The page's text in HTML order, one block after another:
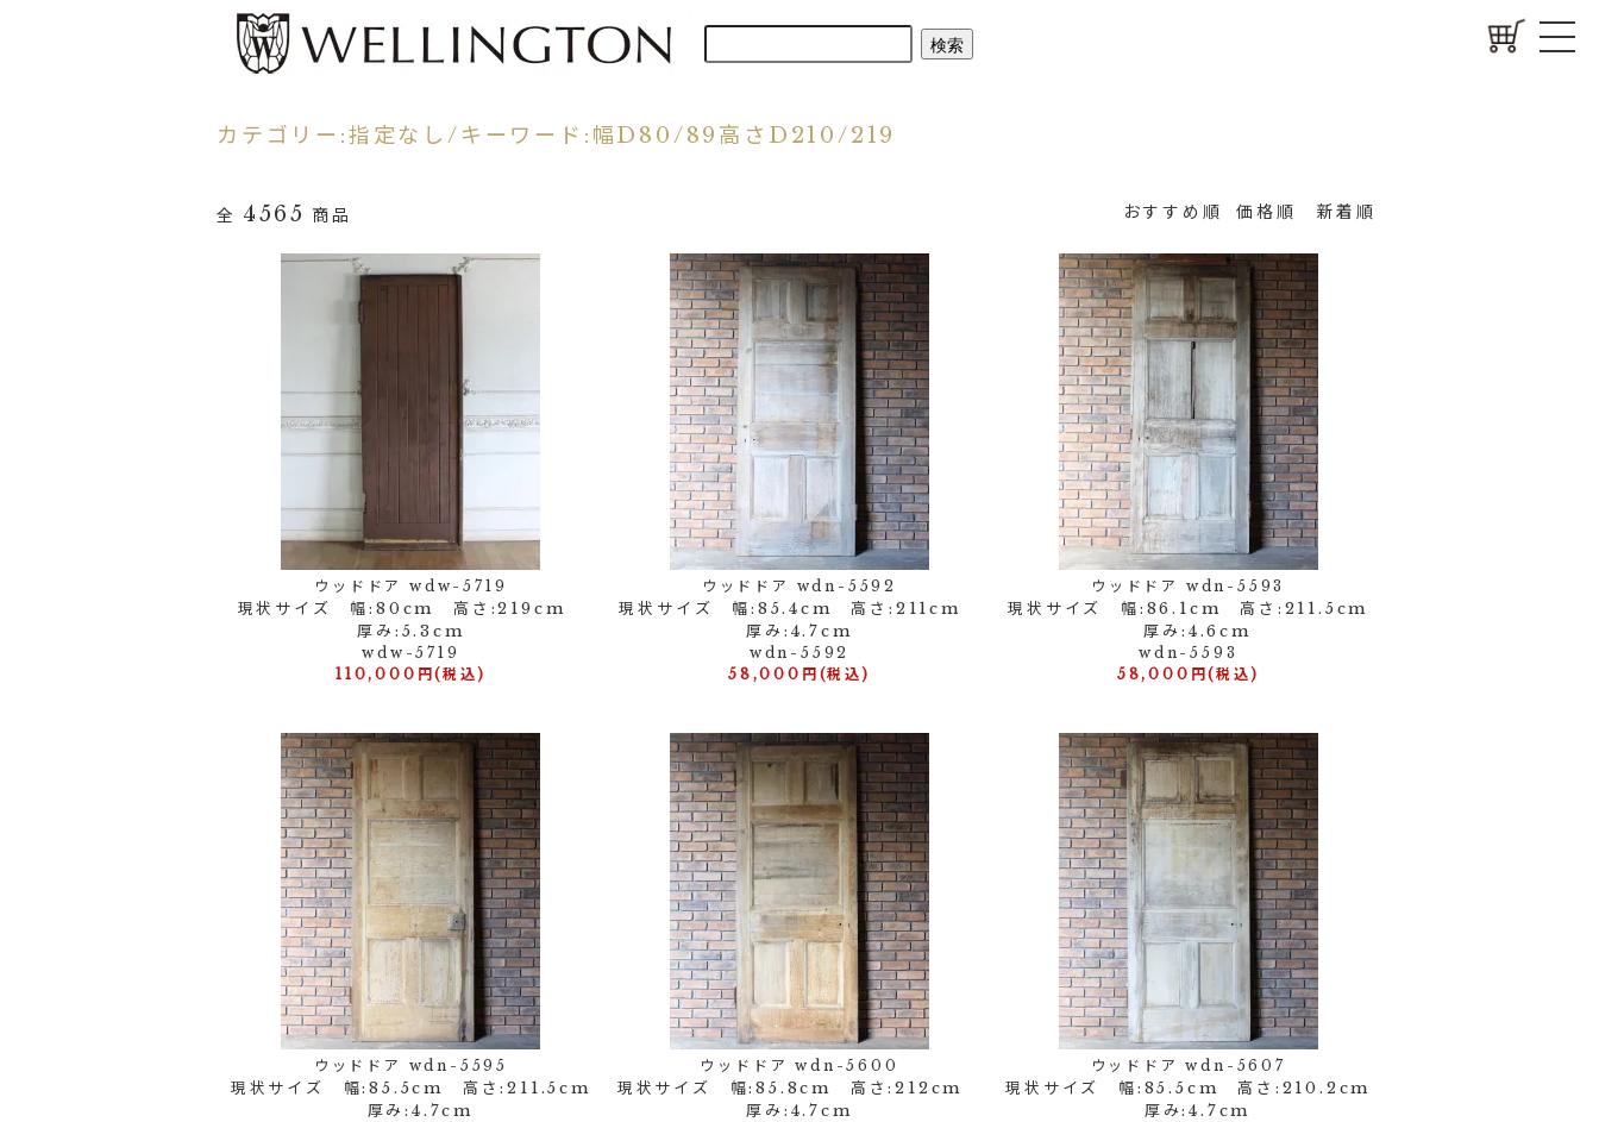
カテゴリー:指定なし/キーワード:幅D80/89高さD210/219
全 4565 商品 おすすめ順 価格順 新着順
ウッドドア wdw-5719
現状サイズ 幅:80cm 高さ:219cm
厚み:5.3cm
wdw-5719
110,000円(税込)
ウッドドア wdn-5592
現状サイズ 幅:85.4cm 高さ:211cm
厚み:4.7cm
wdn-5592
58,000円(税込)
ウッドドア wdn-5593
現状サイズ 幅:86.1cm 高さ:211.5cm
厚み:4.6cm
wdn-5593
58,000円(税込)
ウッドドア wdn-5595
現状サイズ 幅:85.5cm 高さ:211.5cm
厚み:4.7cm
ウッドドア wdn-5600
現状サイズ 幅:85.8cm 高さ:212cm
厚み:4.7cm
ウッドドア wdn-5607
現状サイズ 幅:85.5cm 高さ:210.2cm
厚み:4.7cm